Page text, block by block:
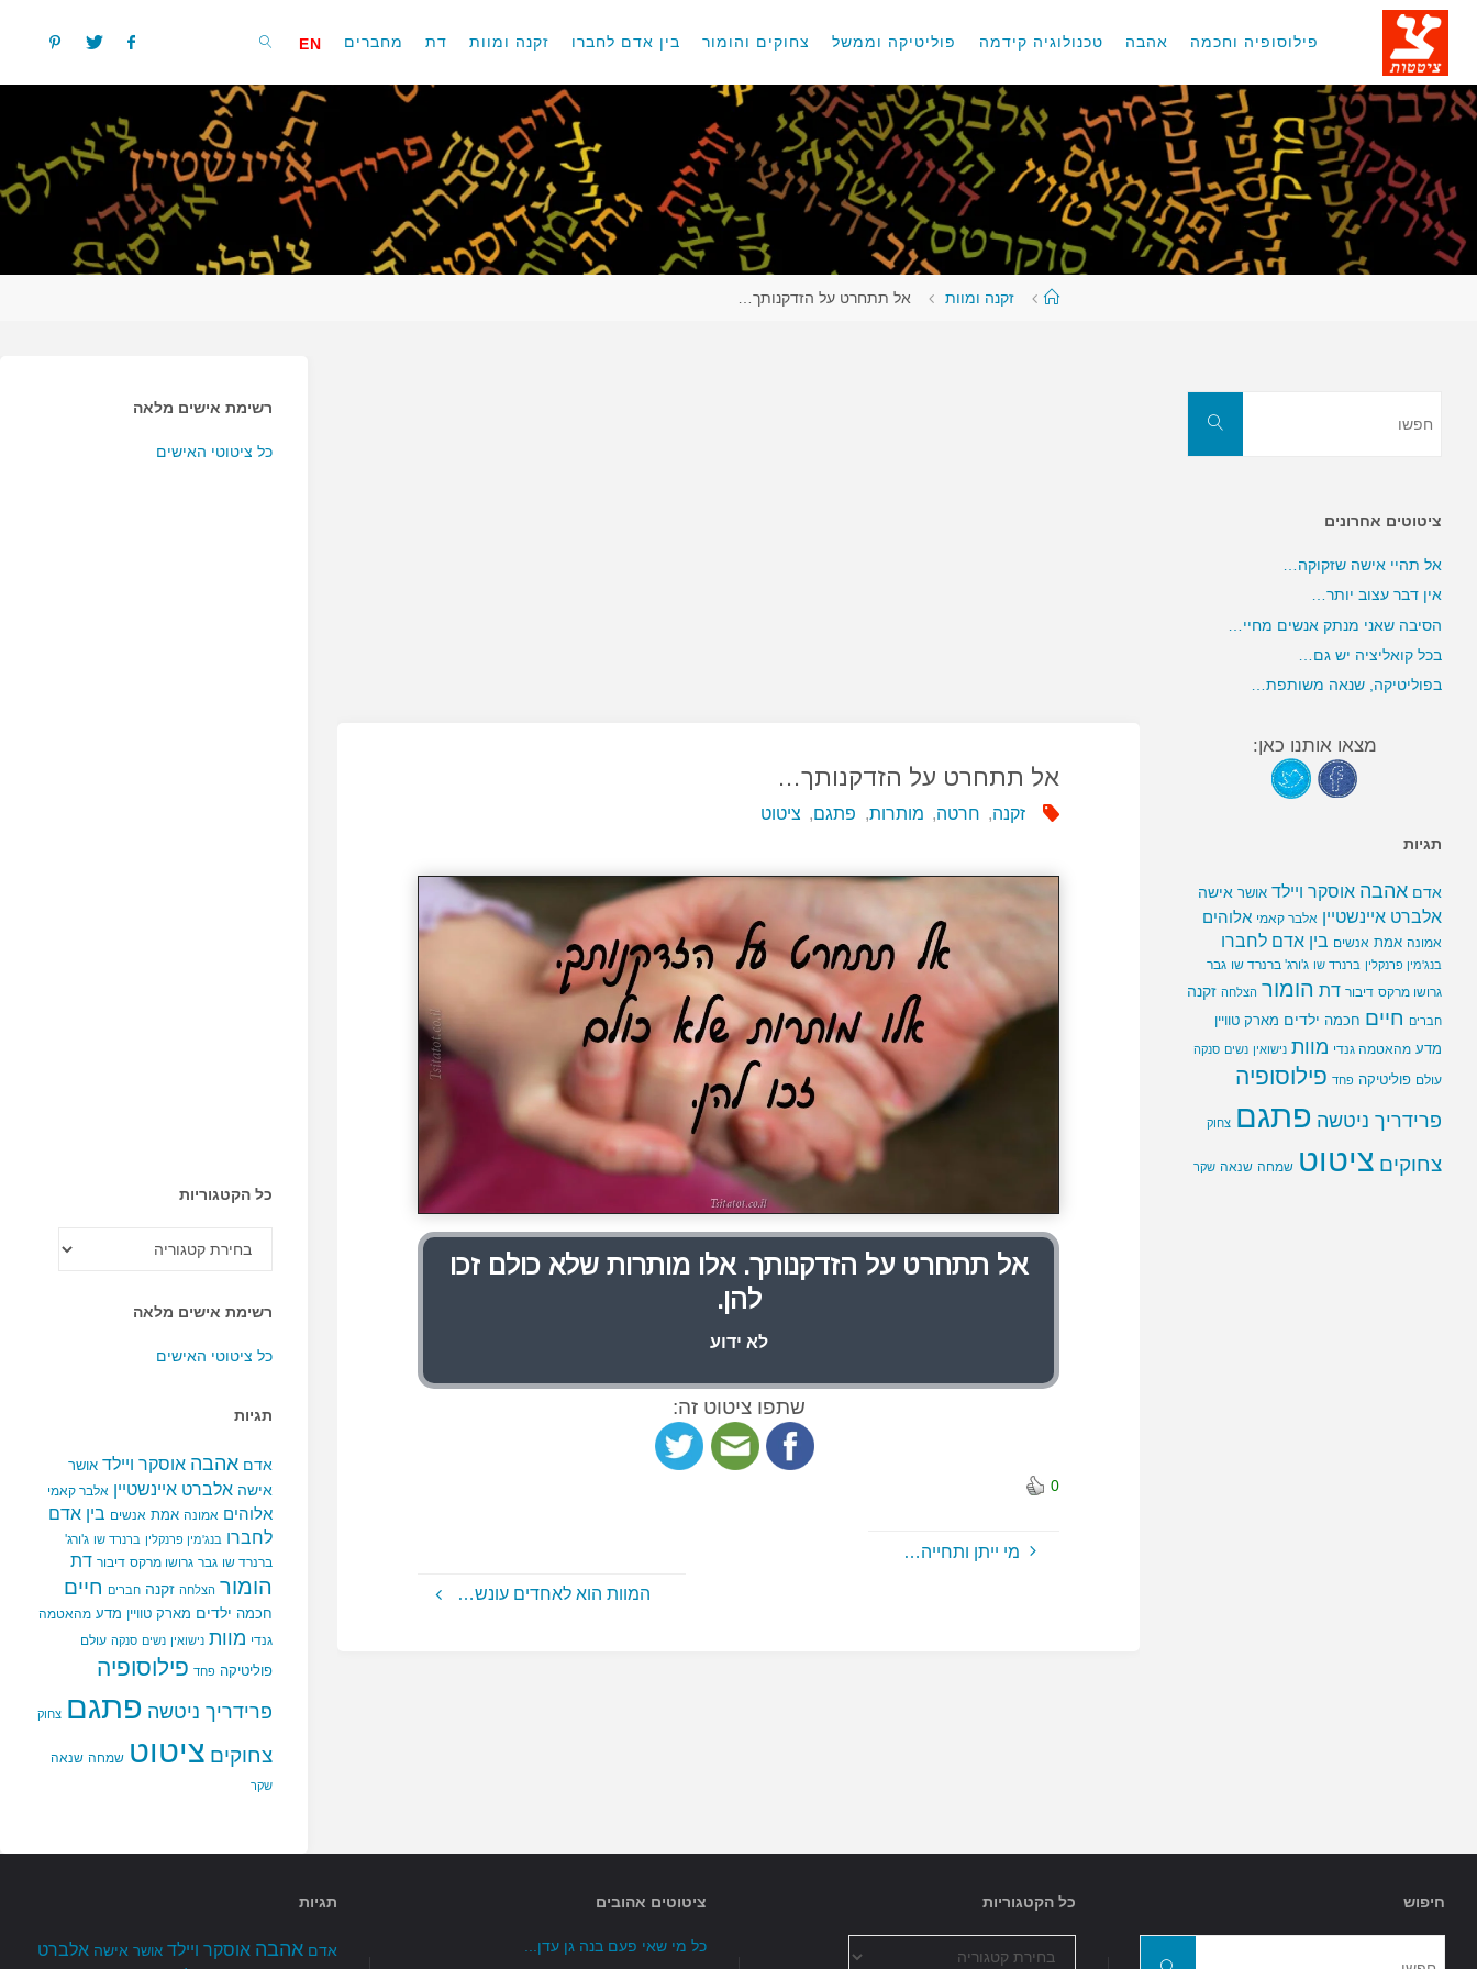
דלגו
פילוסופיה וחכמה אהבה טכנולוגיה קידמה פוליטיקה וממשל צחוקים והומור בין אדם לחברו זקנה ומוות דת מחברים EN
עמודזקנה ומוות אל תתחרט על הזדקנותך…
אל תתחרט על הזדקנותך…
זקנה, חרטה, מותרות, פתגם, ציטוט
אל תתחרט על הזדקנותך. אלו מותרות שלא כולם זכו
להן.
לא ידוע
שתפו ציטוט זה:
0
מי ייתן ותחייה…
המוות הוא לאחדים עונש…
רשימת אישים מלאה
כל ציטוטי האישים
כל הקטגוריות
הקטגוריות
רשימת אישים מלאה
כל ציטוטי האישים
תגיות
אדם אהבה אוסקר ויילד אושר
אישה אלברט איינשטיין אלבר קאמי
אלוהים אמונה אמת אנשים בין אדם
לחברו בנג'מין פרנקלין ברנרד שו ג'ורג'
ברנרד שו גבר גרושו מרקס דיבור דת
הומור הצלחה זקנה חברים חיים
חכמה ילדים מארק טוויין מדע מהאטמה
גנדי מוות נישואין נשים סנקה עולם
פוליטיקה פחד פילוסופיה
פרידריך ניטשה פתגם צחוק
צחוקים ציטוט שמחה שנאה
שקר
חפשו
ציטוטים אחרונים
אל תהיי אישה שזקוקה…
אין דבר עצוב יותר…
הסיבה שאני מנתק אנשים מחיי…
בכל קואליציה יש גם…
בפוליטיקה, שנאה משותפת…
מצאו אותנו כאן:
תגיות
אדם אהבה אוסקר ויילד אושר אישה
אלברט איינשטיין אלבר קאמי אלוהים
אמונה אמת אנשים בין אדם לחברו
בנג'מין פרנקלין ברנרד שו ג'ורג' ברנרד שו גבר
גרושו מרקס דיבור דת הומור הצלחה זקנה
חברים חיים חכמה ילדים מארק טוויין
מדע מהאטמה גנדי מוות נישואין נשים סנקה
עולם פוליטיקה פחד פילוסופיה
פרידריך ניטשה פתגם צחוק
צחוקים ציטוט שמחה שנאה שקר
חיפוש כל הקטגוריות ציטוטים אהובים
כל מי שאי פעם בנה גן עדן...
תגיות
אדם אהבה אוסקר ויילד אושר אישה אלברט